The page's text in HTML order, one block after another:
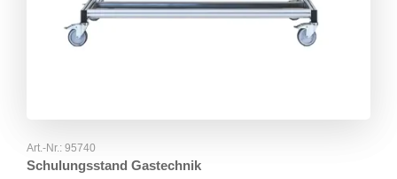
Art.-Nr.: 95740
Schulungsstand Gastechnik